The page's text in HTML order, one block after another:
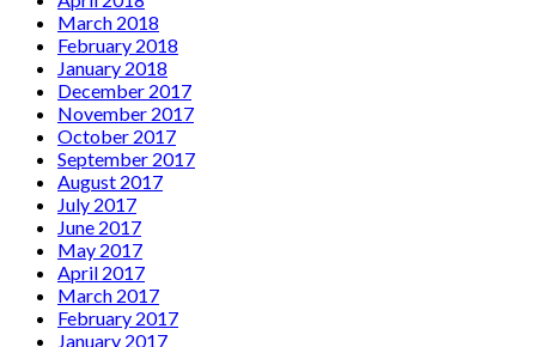
March 2018
February 2018
January 2018
December 2017
November 2017
October 2017
September 2017
August 2017
July 2017
June 2017
May 2017
April 2017
March 2017
February 2017
January 2017